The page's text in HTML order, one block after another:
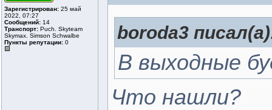
Зарегистрирован: 25 май
2022, 07:27
Сообщений: 14
Транспорт: Puch. Skyteam
Skymax. Simson Schwalbe
Пункты репутации: 0 boroda3
В выходные
Что нашли?